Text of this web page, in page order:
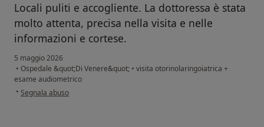
Locali puliti e accogliente. La dottoressa è stata
molto attenta, precisa nella visita e nelle
informazioni e cortese.
5 maggio 2026
• Ospedale &quot;Di Venere&quot; • visita otorinolaringoiatrica +
esame audiometrico
• secondo l'opinione dell'utente Daniele
Segnala abuso